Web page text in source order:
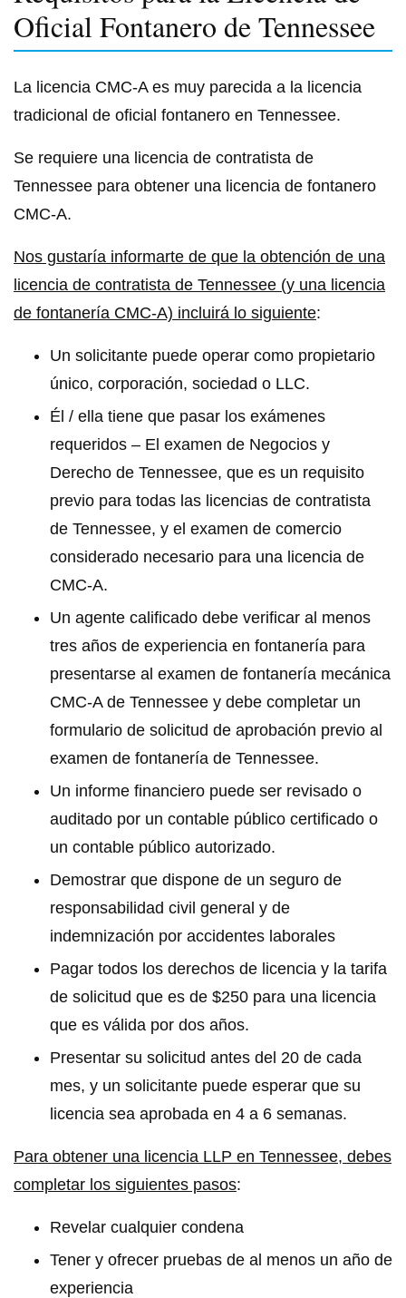
Oficial Fontanero de Tennessee
La licencia CMC-A es muy parecida a la licencia
tradicional de oficial fontanero en Tennessee.
Se requiere una licencia de contratista de
Tennessee para obtener una licencia de fontanero
CMC-A.
Nos gustaría informarte de que la obtención de una
licencia de contratista de Tennessee (y una licencia
de fontanería CMC-A) incluirá lo siguiente:
Un solicitante puede operar como propietario
único, corporación, sociedad o LLC.
Él / ella tiene que pasar los exámenes
requeridos – El examen de Negocios y
Derecho de Tennessee, que es un requisito
previo para todas las licencias de contratista
de Tennessee, y el examen de comercio
considerado necesario para una licencia de
CMC-A.
Un agente calificado debe verificar al menos
tres años de experiencia en fontanería para
presentarse al examen de fontanería mecánica
CMC-A de Tennessee y debe completar un
formulario de solicitud de aprobación previo al
examen de fontanería de Tennessee.
Un informe financiero puede ser revisado o
auditado por un contable público certificado o
un contable público autorizado.
Demostrar que dispone de un seguro de
responsabilidad civil general y de
indemnización por accidentes laborales
Pagar todos los derechos de licencia y la tarifa
de solicitud que es de $250 para una licencia
que es válida por dos años.
Presentar su solicitud antes del 20 de cada
mes, y un solicitante puede esperar que su
licencia sea aprobada en 4 a 6 semanas.
Para obtener una licencia LLP en Tennessee, debes
completar los siguientes pasos:
Revelar cualquier condena
Tener y ofrecer pruebas de al menos un año de
experiencia